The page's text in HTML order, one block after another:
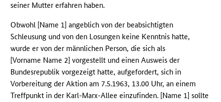
seiner Mutter erfahren haben.
Obwohl [Name 1] angeblich von der beabsichtigten
Schleusung und von den Losungen keine Kenntnis hatte,
wurde er von der männlichen Person, die sich als
[Vorname Name 2] vorgestellt und einen Ausweis der
Bundesrepublik vorgezeigt hatte, aufgefordert, sich in
Vorbereitung der Aktion am 7.5.1963, 13.00 Uhr, an einem
Treffpunkt in der Karl-Marx-Allee einzufinden. [Name 1] sollte